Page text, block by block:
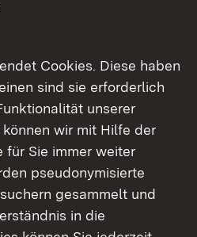
werden diese
*
im Zuge der B 290
Stuttgart-
Cookies. Diese haben
sind sie erforderlich
unserer
wir mit Hilfe der
für Sie immer weiter
pseudonymisierte
gesammelt und
in die